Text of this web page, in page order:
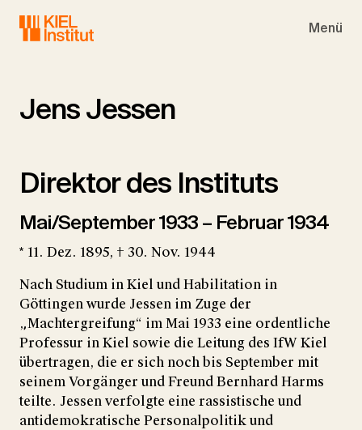
Menü
Jens Jessen
Direktor des Instituts
Mai/September 1933 – Februar 1934
* 11. Dez. 1895, † 30. Nov. 1944
Nach Studium in Kiel und Habilitation in
Göttingen wurde Jessen im Zuge der
„Machtergreifung“ im Mai 1933 eine ordentliche
Professur in Kiel sowie die Leitung des IfW Kiel
übertragen, die er sich noch bis September mit
seinem Vorgänger und Freund Bernhard Harms
teilte. Jessen verfolgte eine rassistische und
antidemokratische Personalpolitik und